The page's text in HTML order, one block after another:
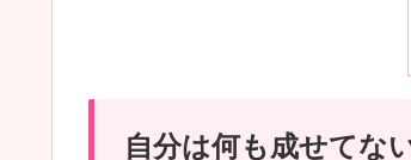
自分は何も成せてな